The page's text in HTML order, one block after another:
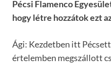
Pécsi Flamenco
hogy létre hozzátok ezt
Ági: Kezdetben itt
értelemben megszállott